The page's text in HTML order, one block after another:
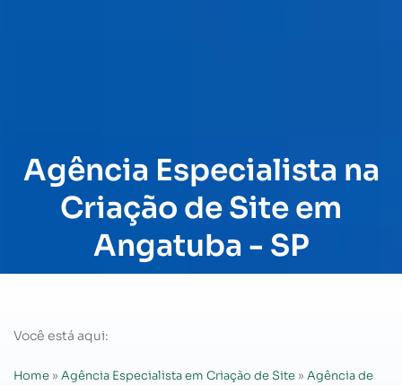
Agência Especialista na
Criação de Site em
Angatuba - SP
Você está aqui:
Home » Agência Especialista em Criação de Site » Agência de